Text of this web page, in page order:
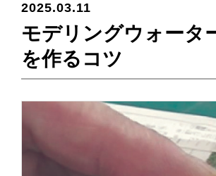
2025.03.11
モデリングウォータ
を作るコツ